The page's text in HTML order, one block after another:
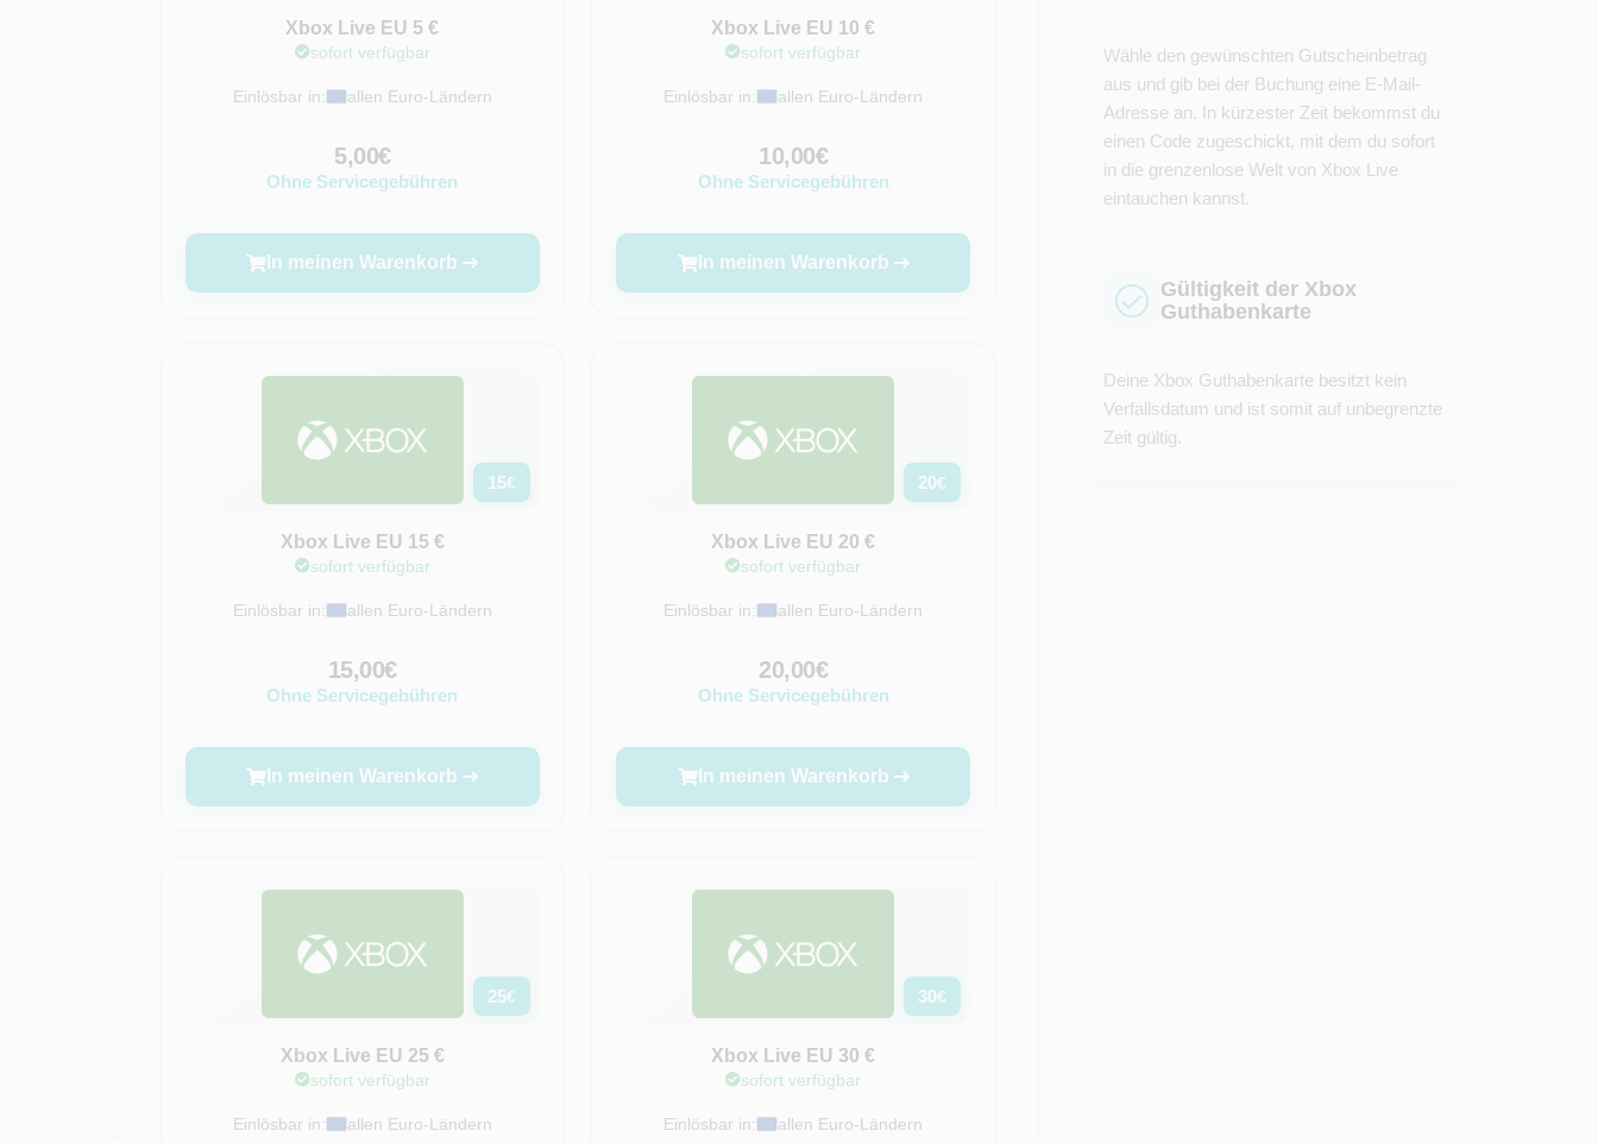
Xbox Live EU 5 €
sofort verfügbar
Einlösbar in: allen Euro-Ländern
5,00€
Ohne Servicegebühren
In meinen Warenkorb
Xbox Live EU 10 €
sofort verfügbar
Einlösbar in: allen Euro-Ländern
10,00€
Ohne Servicegebühren
In meinen Warenkorb
15€
Xbox Live EU 15 €
sofort verfügbar
Einlösbar in: allen Euro-Ländern
15,00€
Ohne Servicegebühren
In meinen Warenkorb
20€
Xbox Live EU 20 €
sofort verfügbar
Einlösbar in: allen Euro-Ländern
20,00€
Ohne Servicegebühren
In meinen Warenkorb
25€
Xbox Live EU 25 €
sofort verfügbar
Einlösbar in: allen Euro-Ländern
30€
Xbox Live EU 30 €
sofort verfügbar
Einlösbar in: allen Euro-Ländern
Wähle den gewünschten Gutscheinbetrag
aus und gib bei der Buchung eine E-Mail-
Adresse an. In kürzester Zeit bekommst du
einen Code zugeschickt, mit dem du sofort
in die grenzenlose Welt von Xbox Live
eintauchen kannst.
Gültigkeit der Xbox
Guthabenkarte
Deine Xbox Guthabenkarte besitzt kein
Verfallsdatum und ist somit auf unbegrenzte
Zeit gültig.